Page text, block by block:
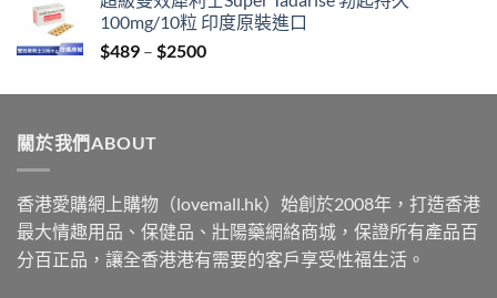
$329
through
$2199
100mg/10粒 印度原裝進口
$489 – $2500Price
$489
關於我們ABOUT
香港愛購網上購物（lovemall.hk）始創於2008年，打造香港
最大情趣用品、保健品、壯陽藥網絡商城，保證所有產品百
分百正品，讓全香港港有需要的客戶享受性福生活。